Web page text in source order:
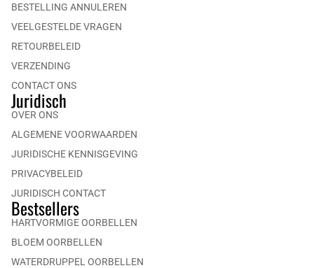
BESTELLING ANNULEREN
VEELGESTELDE VRAGEN
RETOURBELEID
VERZENDING
CONTACT ONS
Juridisch
OVER ONS
ALGEMENE VOORWAARDEN
JURIDISCHE KENNISGEVING
PRIVACYBELEID
JURIDISCH CONTACT
Bestsellers
HARTVORMIGE OORBELLEN
BLOEM OORBELLEN
WATERDRUPPEL OORBELLEN